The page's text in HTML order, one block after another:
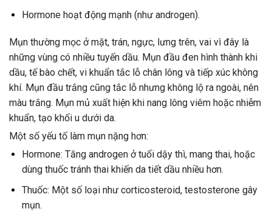
Hormone hoạt động mạnh (như androgen).
Mụn thường mọc ở mặt, trán, ngực, lưng trên, vai vì đây là
những vùng có nhiều tuyến dầu. Mụn đầu đen hình thành khi
dầu, tế bào chết, vi khuẩn tắc lỗ chân lông và tiếp xúc không
khí. Mụn đầu trắng cũng tắc lỗ nhưng không lộ ra ngoài, nên
màu trắng. Mụn mủ xuất hiện khi nang lông viêm hoặc nhiễm
khuẩn, tạo khối u dưới da.
Một số yếu tố làm mụn nặng hơn:
Hormone: Tăng androgen ở tuổi dậy thì, mang thai, hoặc
dùng thuốc tránh thai khiến da tiết dầu nhiều hơn.
Thuốc: Một số loại như corticosteroid, testosterone gây
mụn.